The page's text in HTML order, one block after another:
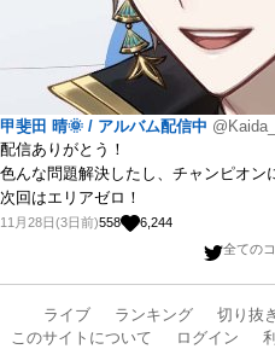
甲斐田 晴🌞 / アルバム配信中
配信ありがとう！
色んな問題解決したし、チャンピオン
次回はエリアゼロ！
11月28日(3日前)558
6,244
全ての
ライブ ランキング 切り抜き
このサイトについて
ログイン